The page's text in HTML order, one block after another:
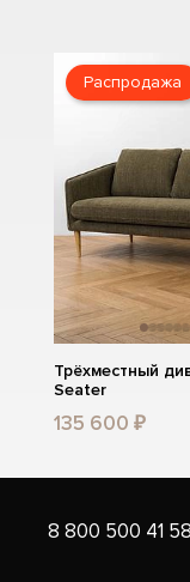
Распродажа
Трёхместный
Seater
135 600 ₽
8 800 500 41 58